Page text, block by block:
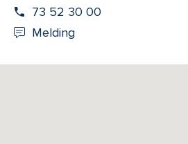
73 52 30 00
Melding